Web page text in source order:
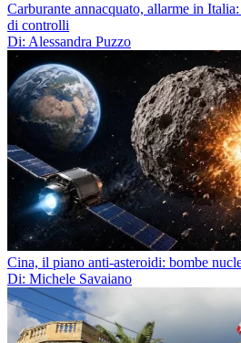
Carburante annacquato, allarme in
di controlli
Di: Alessandra Puzzo
Cina, il piano anti-asteroidi: bombe
Di: Michele Savaiano